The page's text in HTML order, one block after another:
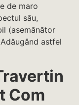
de maro
său,
(asemănător
astfel
Com